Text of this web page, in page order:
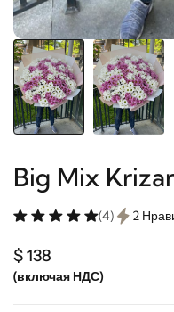
Big Mix
(4) 2
$ 138
(включая НДС)